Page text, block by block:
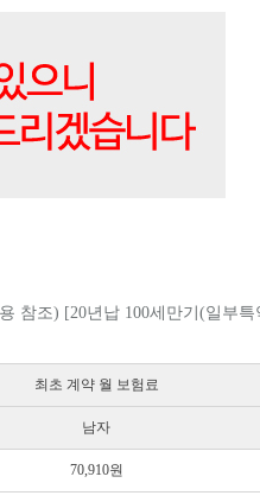
참조) [20년납 100세만기(일부
최초 계약 월 보험료
남자
70,910원